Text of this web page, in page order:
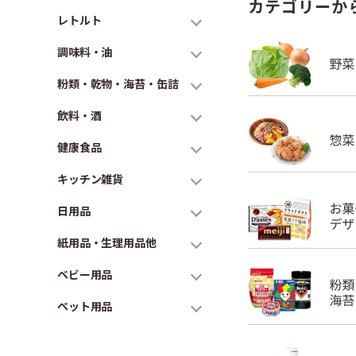
レトルト
調味料・油
粉類・乾物・海苔・缶詰
飲料・酒
健康食品
キッチン雑貨
日用品
紙用品・生理用品他
ベビー用品
ペット用品
カテゴリーか